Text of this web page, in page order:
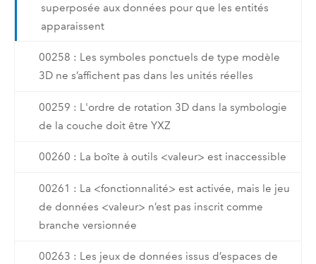
superposée aux données pour que les entités
apparaissent
00258 : Les symboles ponctuels de type modèle
3D ne s’affichent pas dans les unités réelles
00259 : L'ordre de rotation 3D dans la symbologie
de la couche doit être YXZ
00260 : La boîte à outils <valeur> est inaccessible
00261 : La <fonctionnalité> est activée, mais le jeu
de données <valeur> n’est pas inscrit comme
branche versionnée
00263 : Les jeux de données issus d’espaces de